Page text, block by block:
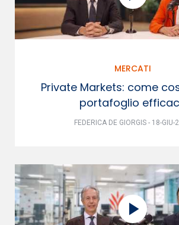
MERCATI
Private Markets: come
portafoglio
FEDERICA DE GIORGIS - 18-GIU-